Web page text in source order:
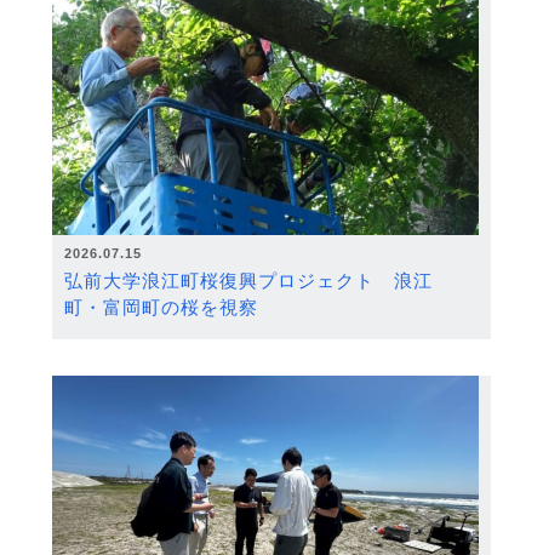
2026.07.15
弘前大学浪江町桜復興プロジェクト 浪江
町・富岡町の桜を視察